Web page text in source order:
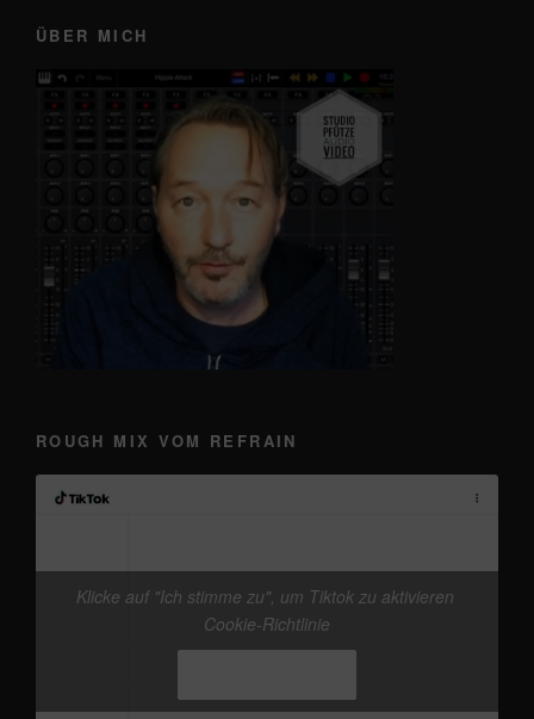
ÜBER MICH
ROUGH MIX VOM REFRAIN
@frankiebandneuer Track von mir. mal wieder
den Kopf freikriegen#Ostsee #Fehmarn
Klicke auf "Ich stimme zu", um Tiktok zu aktivieren
Cookie-Richtlinie